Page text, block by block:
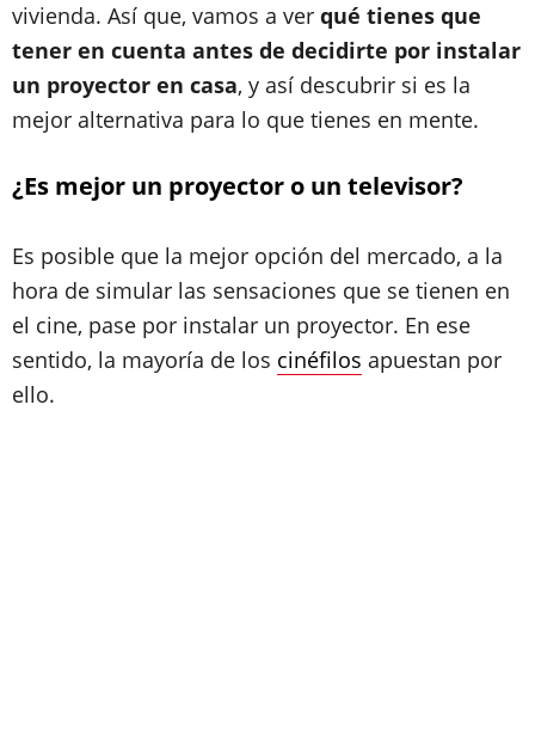
vivienda. Así que, vamos a ver qué tienes que
tener en cuenta antes de decidirte por instalar
un proyector en casa, y así descubrir si es la
mejor alternativa para lo que tienes en mente.
¿Es mejor un proyector o un televisor?
Es posible que la mejor opción del mercado, a la
hora de simular las sensaciones que se tienen en
el cine, pase por instalar un proyector. En ese
sentido, la mayoría de los cinéfilos apuestan por
ello.